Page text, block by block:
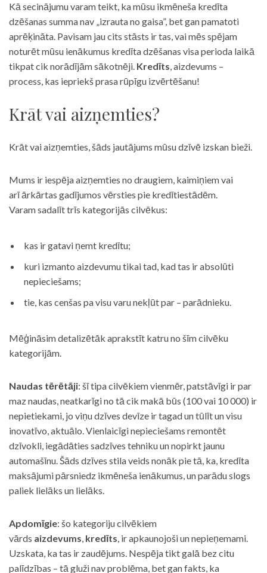
Kā secinājumu varam teikt, ka mūsu ikmēneša kredīta
dzēšanas summa nav „izrauta no gaisa”, bet gan pamatoti
aprēķināta. Pavisam jau cits stāsts ir tas, vai mēs spējam
noturēt mūsu ienākumus kredīta dzēšanas visa perioda laikā
tikpat cik norādījām sākotnēji. Kredīts, aizdevums –
process, kas iepriekš prasa rūpīgu izvērtēšanu!
Krāt vai aizņemties?
Krāt vai aizņemties, šāds jautājums mūsu dzīvē izskan bieži.
Mums ir iespēja aizņemties no draugiem, kaimiņiem vai
arī ārkārtas gadījumos vērsties pie kredītiestādēm.
Varam sadalīt trīs kategorijās cilvēkus:
kas ir gatavi ņemt kredītu;
kuri izmanto aizdevumu tikai tad, kad tas ir absolūti
nepieciešams;
tie, kas cenšas pa visu varu nekļūt par – parādnieku.
Mēģināsim detalizētāk aprakstīt katru no šīm cilvēku
kategorijām.
Naudas tērētāji: šī tipa cilvēkiem vienmēr, patstāvīgi ir par
maz naudas, neatkarīgi no tā cik makā būs (100 vai 10 000) ir
nepietiekami, jo viņu dzīves devīze ir tagad un tūlīt un visu
inovatīvo, aktuālo. Vienlaicīgi nepieciešams remontēt
dzīvokli, iegādāties sadzīves tehniku un nopirkt jaunu
automašīnu. Šāds dzīves stila veids nonāk pie tā, ka, kredīta
maksājumi pārsniedz ikmēneša ienākumus, un parādu slogs
paliek lielāks un lielāks.
Apdomīgie: šo kategoriju cilvēkiem
vārds aizdevums, kredīts, ir apkaunojoši un nepieņemami.
Uzskata, ka tas ir zaudējums. Nespēja tikt galā bez citu
palīdzības – tā gluži nav problēma, bet gan fakts, ka